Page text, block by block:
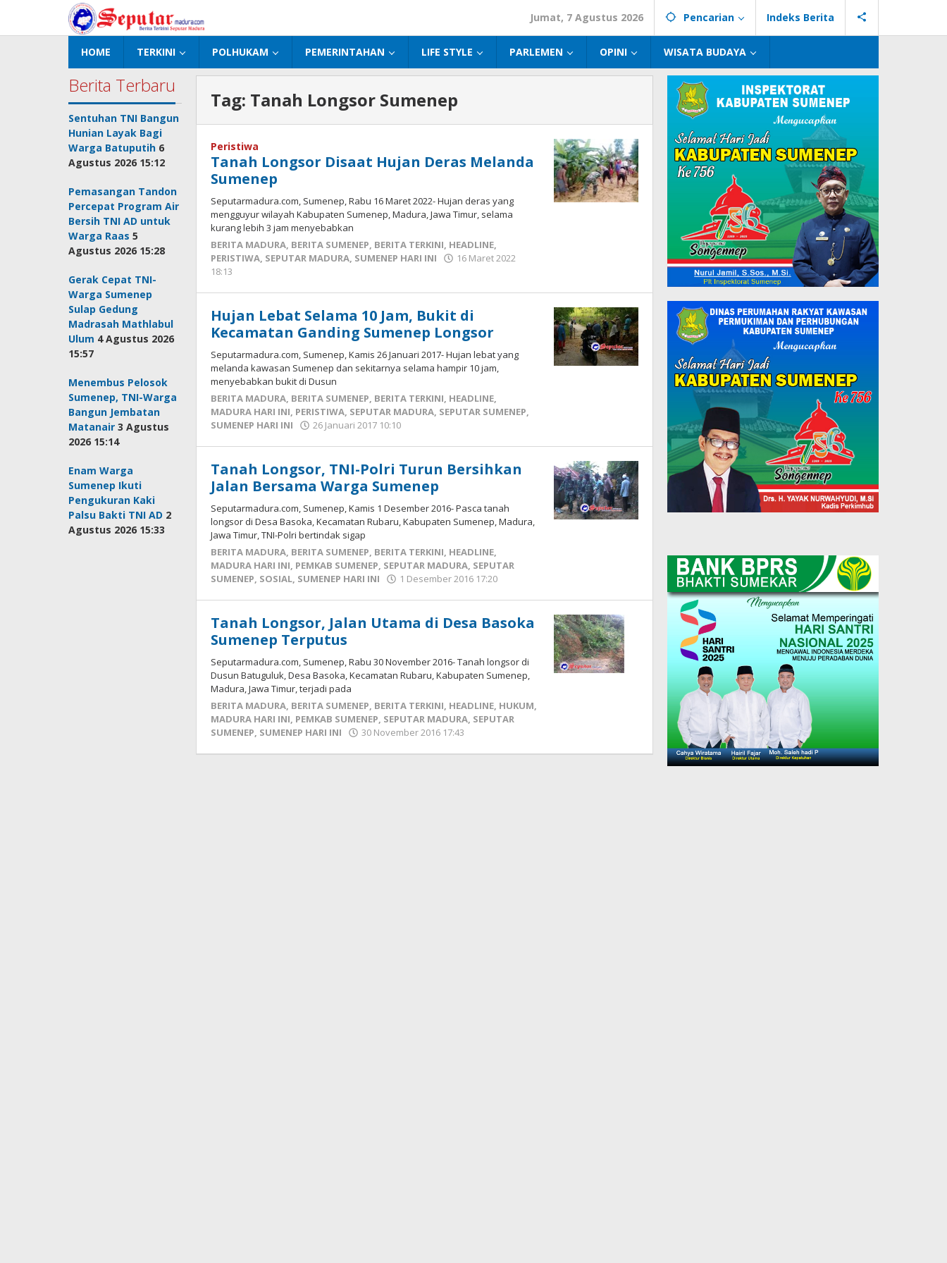
konten
Jumat, 7 Agustus 2026 Pencarian Indeks Berita
HOME TERKINI POLHUKAM PEMERINTAHAN LIFE STYLE PARLEMEN OPINI WISATA BUDAYA
Berita Terbaru
Sentuhan TNI Bangun
Hunian Layak Bagi
Warga Batuputih 6
Agustus 2026 15:12
Pemasangan Tandon
Percepat Program Air
Bersih TNI AD untuk
Warga Raas 5
Agustus 2026 15:28
Gerak Cepat TNI-
Warga Sumenep
Sulap Gedung
Madrasah Mathlabul
Ulum 4 Agustus 2026
15:57
Menembus Pelosok
Sumenep, TNI-Warga
Bangun Jembatan
Matanair 3 Agustus
2026 15:14
Enam Warga
Sumenep Ikuti
Pengukuran Kaki
Palsu Bakti TNI AD 2
Agustus 2026 15:33
Tag: Tanah Longsor Sumenep
Peristiwa
Tanah Longsor Disaat Hujan Deras Melanda
Sumenep
Seputarmadura.com, Sumenep, Rabu 16 Maret 2022- Hujan deras yang
mengguyur wilayah Kabupaten Sumenep, Madura, Jawa Timur, selama
kurang lebih 3 jam menyebabkan
BERITA MADURA, BERITA SUMENEP, BERITA TERKINI, HEADLINE,
PERISTIWA, SEPUTAR MADURA, SUMENEP HARI INI
16 Maret 2022
18:13
Hujan Lebat Selama 10 Jam, Bukit di
Kecamatan Ganding Sumenep Longsor
Seputarmadura.com, Sumenep, Kamis 26 Januari 2017- Hujan lebat yang
melanda kawasan Sumenep dan sekitarnya selama hampir 10 jam,
menyebabkan bukit di Dusun
BERITA MADURA, BERITA SUMENEP, BERITA TERKINI, HEADLINE,
MADURA HARI INI, PERISTIWA, SEPUTAR MADURA, SEPUTAR SUMENEP,
SUMENEP HARI INI
26 Januari 2017 10:10
Tanah Longsor, TNI-Polri Turun Bersihkan
Jalan Bersama Warga Sumenep
Seputarmadura.com, Sumenep, Kamis 1 Desember 2016- Pasca tanah
longsor di Desa Basoka, Kecamatan Rubaru, Kabupaten Sumenep, Madura,
Jawa Timur, TNI-Polri bertindak sigap
BERITA MADURA, BERITA SUMENEP, BERITA TERKINI, HEADLINE,
MADURA HARI INI, PEMKAB SUMENEP, SEPUTAR MADURA, SEPUTAR
SUMENEP, SOSIAL, SUMENEP HARI INI 1 Desember 2016 17:20
Tanah Longsor, Jalan Utama di Desa Basoka
Sumenep Terputus
Seputarmadura.com, Sumenep, Rabu 30 November 2016- Tanah longsor di
Dusun Batuguluk, Desa Basoka, Kecamatan Rubaru, Kabupaten Sumenep,
Madura, Jawa Timur, terjadi pada
BERITA MADURA, BERITA SUMENEP, BERITA TERKINI, HEADLINE, HUKUM,
MADURA HARI INI, PEMKAB SUMENEP, SEPUTAR MADURA, SEPUTAR
SUMENEP, SUMENEP HARI INI 30 November 2016 17:43